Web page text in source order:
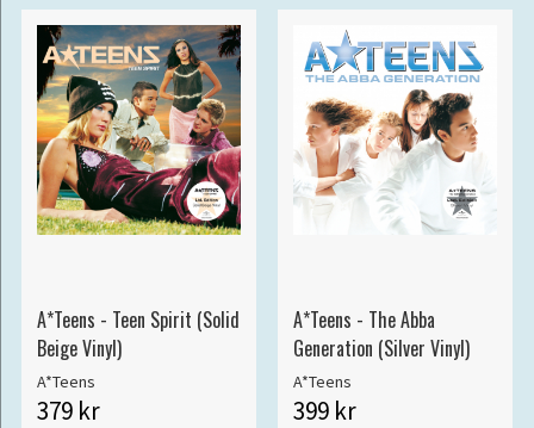
A*Teens - Teen Spirit (Solid
Beige Vinyl)
A*Teens
379 kr
A*Teens - The Abba
Generation (Silver Vinyl)
A*Teens
399 kr